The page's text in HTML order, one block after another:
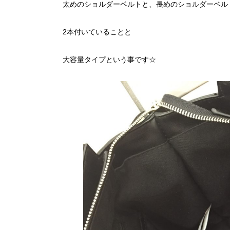
太めのショルダーベルトと、長めのショルダーベル
2本付いていることと
大容量タイプという事です☆